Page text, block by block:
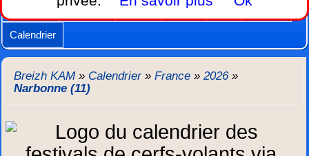
Supports Vidéos Autres Agenda
Calendrier
Breizh KAM » Calendrier »France »2026 »
Narbonne (11)